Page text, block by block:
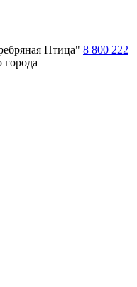
Птица" 8 800 222